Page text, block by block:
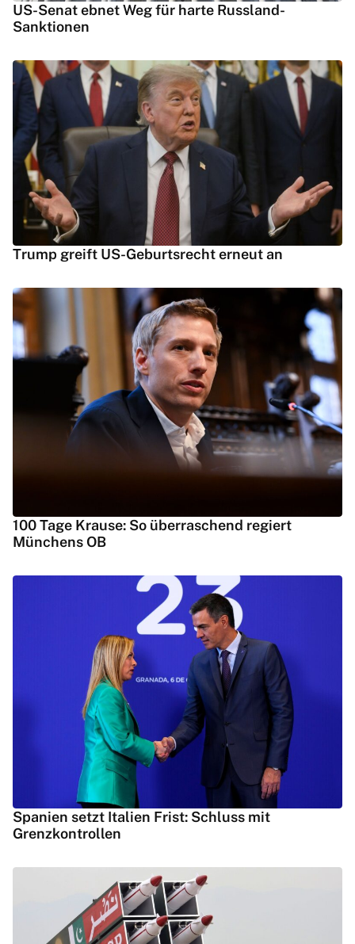
US-Senat ebnet Weg für harte Russland-
Sanktionen
Trump greift US-Geburtsrecht erneut an
100 Tage Krause: So überraschend regiert
Münchens OB
Spanien setzt Italien Frist: Schluss mit
Grenzkontrollen